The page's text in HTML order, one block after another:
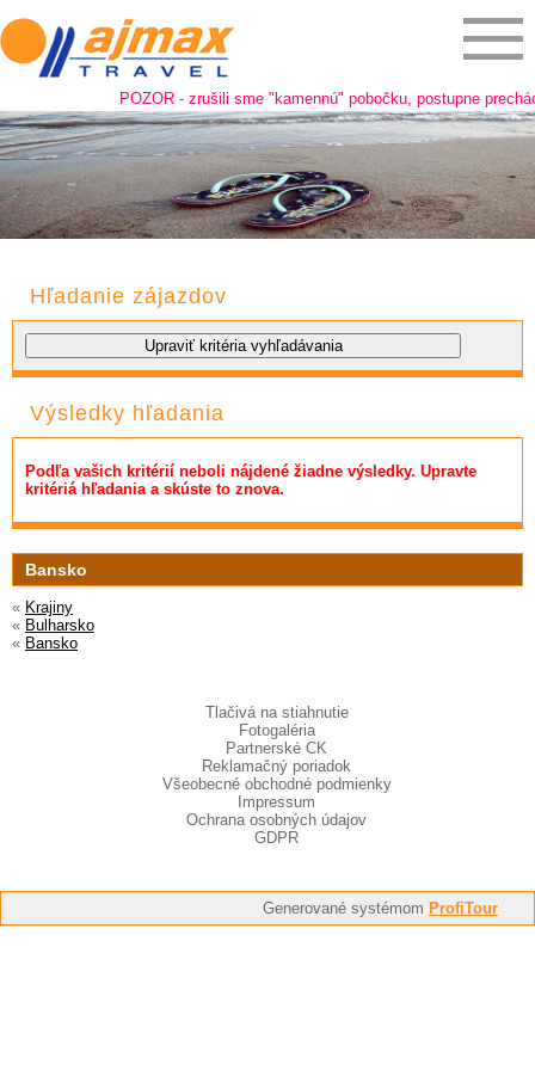
POZOR - zrušili sme "kamennú" pobočku, postupne
Hľadanie zájazdov
Výsledky hľadania
Podľa vašich kritérií neboli nájdené žiadne výsledky. Upravte
kritériá hľadania a skúste to znova.
Bansko
« Krajiny
« Bulharsko
« Bansko
Tlačivá na stiahnutie
Fotogaléria
Partnerské CK
Reklamačný poriadok
Všeobecné obchodné podmienky
Impressum
Ochrana osobných údajov
GDPR
Generované systémom ProfiTour